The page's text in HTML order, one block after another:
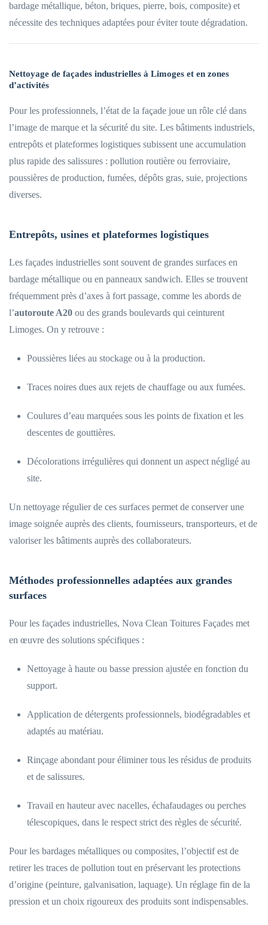
bardage métallique, béton, briques, pierre, bois, composite) et
nécessite des techniques adaptées pour éviter toute dégradation.
Nettoyage de façades industrielles à Limoges et en zones
d’activités
Pour les professionnels, l’état de la façade joue un rôle clé dans
l’image de marque et la sécurité du site. Les bâtiments industriels,
entrepôts et plateformes logistiques subissent une accumulation
plus rapide des salissures : pollution routière ou ferroviaire,
poussières de production, fumées, dépôts gras, suie, projections
diverses.
Entrepôts, usines et plateformes logistiques
Les façades industrielles sont souvent de grandes surfaces en
bardage métallique ou en panneaux sandwich. Elles se trouvent
fréquemment près d’axes à fort passage, comme les abords de
l’autoroute A20 ou des grands boulevards qui ceinturent
Limoges. On y retrouve :
Poussières liées au stockage ou à la production.
Traces noires dues aux rejets de chauffage ou aux fumées.
Coulures d’eau marquées sous les points de fixation et les
descentes de gouttières.
Décolorations irrégulières qui donnent un aspect négligé au
site.
Un nettoyage régulier de ces surfaces permet de conserver une
image soignée auprès des clients, fournisseurs, transporteurs, et de
valoriser les bâtiments auprès des collaborateurs.
Méthodes professionnelles adaptées aux grandes
surfaces
Pour les façades industrielles, Nova Clean Toitures Façades met
en œuvre des solutions spécifiques :
Nettoyage à haute ou basse pression ajustée en fonction du
support.
Application de détergents professionnels, biodégradables et
adaptés au matériau.
Rinçage abondant pour éliminer tous les résidus de produits
et de salissures.
Travail en hauteur avec nacelles, échafaudages ou perches
télescopiques, dans le respect strict des règles de sécurité.
Pour les bardages métalliques ou composites, l’objectif est de
retirer les traces de pollution tout en préservant les protections
d’origine (peinture, galvanisation, laquage). Un réglage fin de la
pression et un choix rigoureux des produits sont indispensables.